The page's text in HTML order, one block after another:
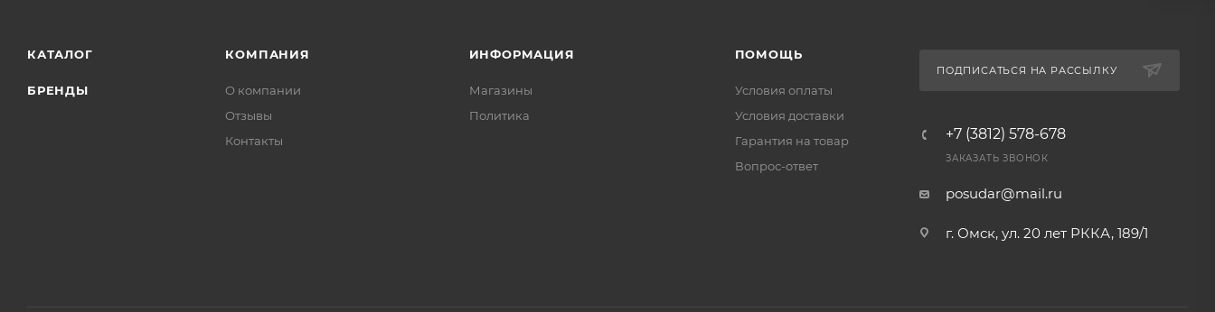
КАТАЛОГ
БРЕНДЫ
КОМПАНИЯ
О компании
Отзывы
Контакты
ИНФОРМАЦИЯ
Магазины
Политика
ПОМОЩЬ
Условия оплаты
Условия доставки
Гарантия на товар
Вопрос-ответ
ПОДПИСАТЬСЯ НА РАССЫЛКУ
+7 (3812) 578-678
ЗАКАЗАТЬ ЗВОНОК
posudar@mail.ru
г. Омск, ул. 20 лет РККА, 189/1